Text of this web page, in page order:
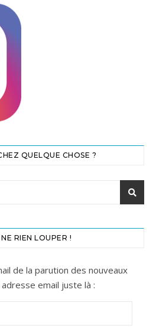
QUELQUE CHOSE ?
RIEN LOUPER !
de la parution des nouveaux
email juste là :